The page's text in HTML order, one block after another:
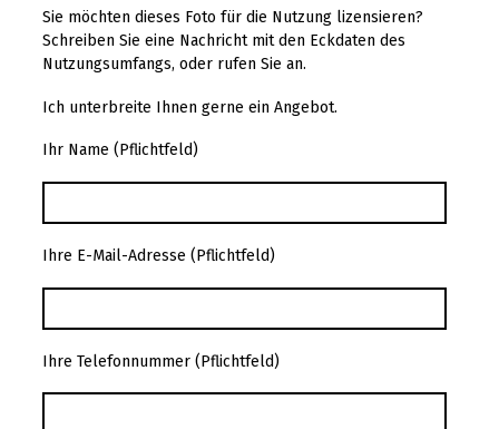
Sie möchten dieses Foto für die Nutzung lizensieren?
Schreiben Sie eine Nachricht mit den Eckdaten des
Nutzungsumfangs, oder rufen Sie an.
Ich unterbreite Ihnen gerne ein Angebot.
Ihr Name (Pflichtfeld)
Ihre E-Mail-Adresse (Pflichtfeld)
Ihre Telefonnummer (Pflichtfeld)